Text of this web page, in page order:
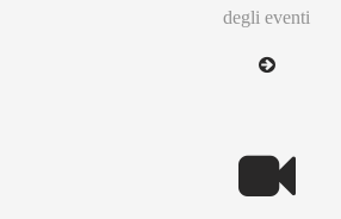
degli eventi